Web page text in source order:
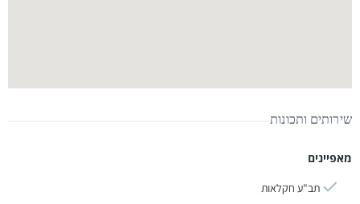
שירותים ותכונות
מאפיינים
תב"ע חקלאות